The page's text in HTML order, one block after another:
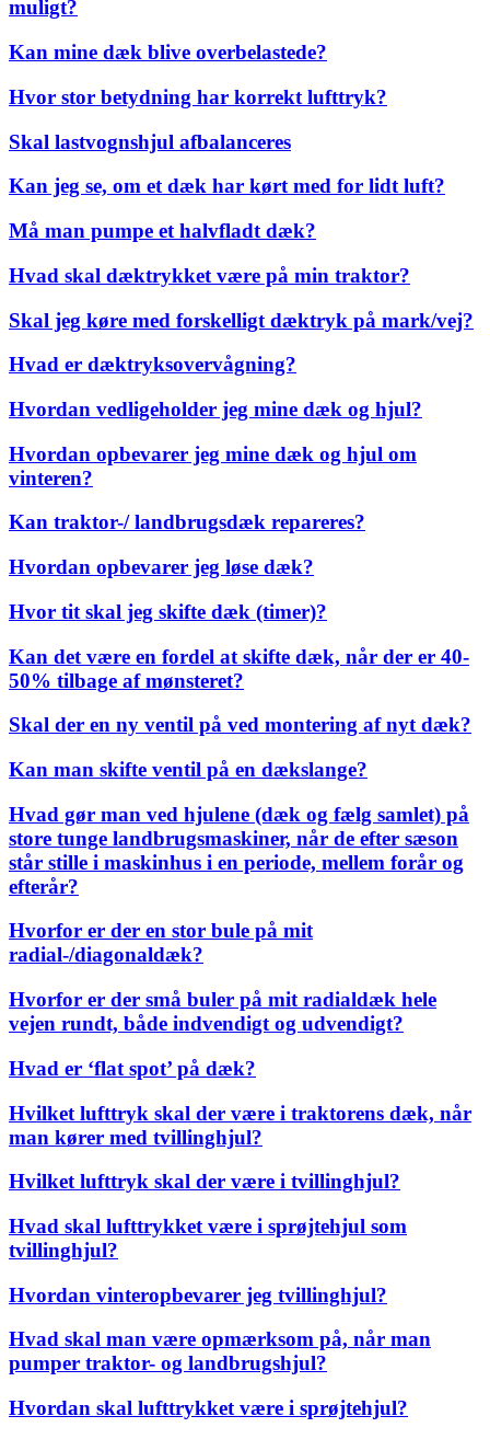
muligt?
Kan mine dæk blive overbelastede?
Hvor stor betydning har korrekt lufttryk?
Skal lastvognshjul afbalanceres
Kan jeg se, om et dæk har kørt med for lidt luft?
Må man pumpe et halvfladt dæk?
Hvad skal dæktrykket være på min traktor?
Skal jeg køre med forskelligt dæktryk på mark/vej?
Hvad er dæktryksovervågning?
Hvordan vedligeholder jeg mine dæk og hjul?
Hvordan opbevarer jeg mine dæk og hjul om
vinteren?
Kan traktor-/ landbrugsdæk repareres?
Hvordan opbevarer jeg løse dæk?
Hvor tit skal jeg skifte dæk (timer)?
Kan det være en fordel at skifte dæk, når der er 40-
50% tilbage af mønsteret?
Skal der en ny ventil på ved montering af nyt dæk?
Kan man skifte ventil på en dækslange?
Hvad gør man ved hjulene (dæk og fælg samlet) på
store tunge landbrugsmaskiner, når de efter sæson
står stille i maskinhus i en periode, mellem forår og
efterår?
Hvorfor er der en stor bule på mit
radial-/diagonaldæk?
Hvorfor er der små buler på mit radialdæk hele
vejen rundt, både indvendigt og udvendigt?
Hvad er ‘flat spot’ på dæk?
Hvilket lufttryk skal der være i traktorens dæk, når
man kører med tvillinghjul?
Hvilket lufttryk skal der være i tvillinghjul?
Hvad skal lufttrykket være i sprøjtehjul som
tvillinghjul?
Hvordan vinteropbevarer jeg tvillinghjul?
Hvad skal man være opmærksom på, når man
pumper traktor- og landbrugshjul?
Hvordan skal lufttrykket være i sprøjtehjul?